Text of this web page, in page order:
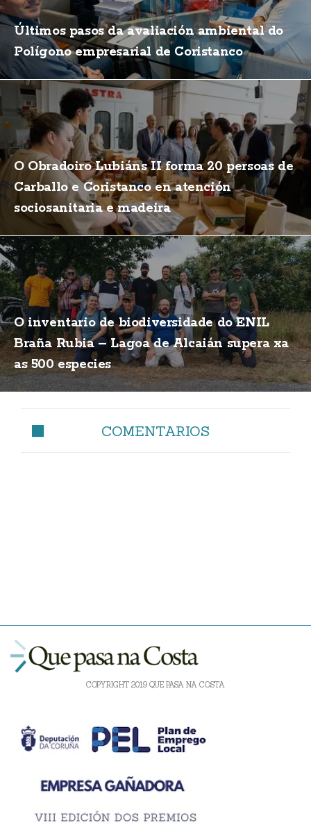
Últimos pasos da avaliación ambiental do
Polígono empresarial de Coristanco
O Obradoiro Lubiáns II forma 20 persoas de
Carballo e Coristanco en atención
sociosanitaria e madeira
O inventario de biodiversidade do ENIL
Braña Rubia – Lagoa de Alcaián supera xa
as 500 especies
COMENTARIOS
COPYRIGHT 2019 QUE PASA NA COSTA